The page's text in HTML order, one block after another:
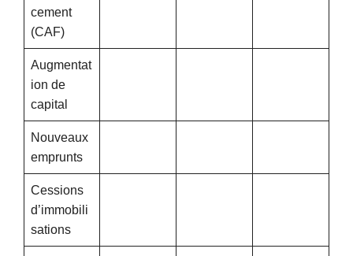
cement
(CAF)
Augmentat
ion de
capital
Nouveaux
emprunts
Cessions
d’immobili
sations